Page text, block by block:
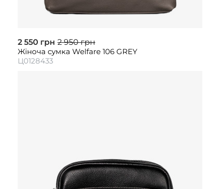
2 550 грн 2 950 грн
Жіноча сумка Welfare 106 GREY
Ц0128433